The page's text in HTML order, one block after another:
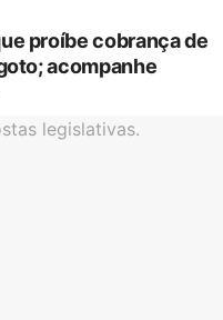
proíbe cobrança de
acompanhe